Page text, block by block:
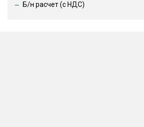
Б/н расчет (c НДС)